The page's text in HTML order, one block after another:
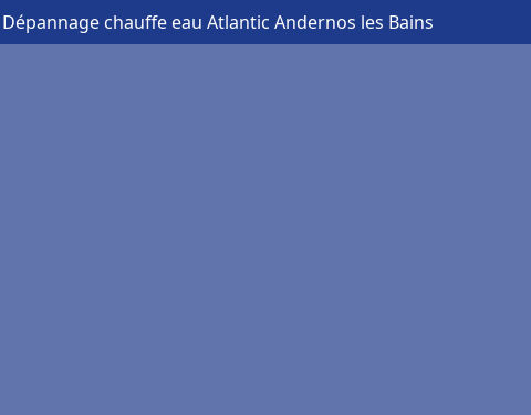
chauffe eau Atlantic Andernos les Bains